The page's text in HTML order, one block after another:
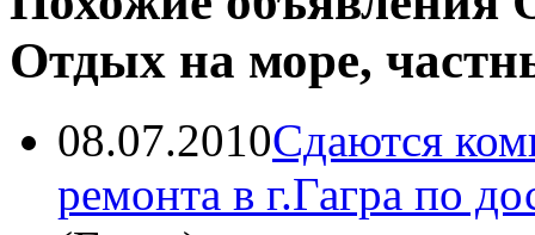
Отдых на море,
08.07.2010Сдаются
ремонта в г.Гагра по